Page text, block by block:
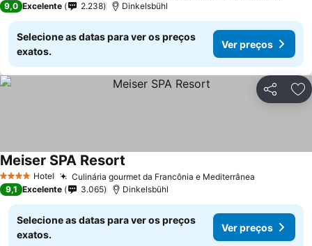
9,0 Excelente 2.238 Dinkelsbühl
Selecione as datas para ver os preços
exatos.
Ver preços
Partilhar
4 EstrelasHotel Culinária gourmet da Francônia e Mediterrânea
Meiser SPA Resort
9,1 Excelente 3.065 Dinkelsbühl
Selecione as datas para ver os preços
exatos.
Ver preços